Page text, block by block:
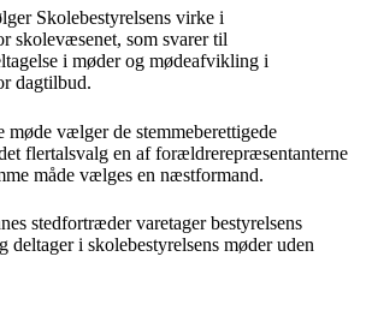
Skolebestyrelsens virke i
skolevæsenet, som svarer til
i møder og mødeafvikling i
dagtilbud.
møde vælger de stemmeberettigede
flertalsvalg en af forældrerepræsentanterne
måde vælges en næstformand.
stedfortræder varetager bestyrelsens
deltager i skolebestyrelsens møder uden